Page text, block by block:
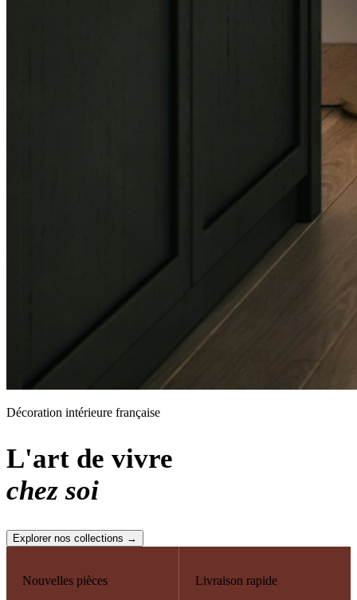
Décoration intérieure française
L'art de vivre
chez soi
Explorer nos collections →
Nouvelles pièces
Livraison rapide